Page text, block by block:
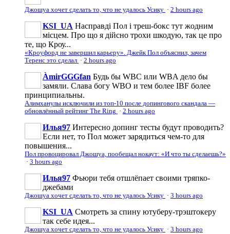
Джошуа хочет сделать то, что не удалось Усику · 2 hours ago
KSI_UA Насправді Пол і треш-бокс тут жодним
місцем. Про що я дійсно трохи шкодую, так це про
те, що Кроу...
«Кроуфорд не завершил карьеру». Джейк Пол объяснил, зачем
Теренс это сделал · 2 hours ago
ÀmirGGGfan Будь бы WBC или WBA дело бы
замяли. Слава богу WBO и тем более IBF более
принципиальны.
Алимханулы исключили из топ-10 после допингового скандала —
обновлённый рейтинг The Ring · 2 hours ago
Илья97 Интересно допинг тесты будут проводить?
Если нет, то Пол может зарядиться чем-то для
повышения...
Пол провоцировал Джошуа, пообещал нокаут: «И что ты сделаешь?»
· 3 hours ago
Илья97 Фьюри тебя отшлёпает своими тряпко-
джебами
Джошуа хочет сделать то, что не удалось Усику · 3 hours ago
KSI_UA Смотреть за спину ютуберу-трэштокеру
так себе идея...
Джошуа хочет сделать то, что не удалось Усику · 3 hours ago